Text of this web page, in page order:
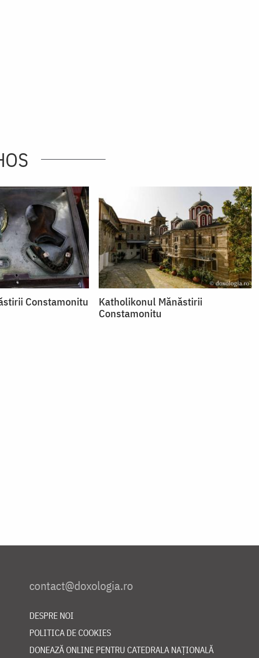
Constamonitu
Katholikonul Mănăstirii
Constamonitu
DESPRE NOI
POLITICA DE COOKIES
DONEAZĂ ONLINE PENTRU CATEDRALA NAȚIONALĂ